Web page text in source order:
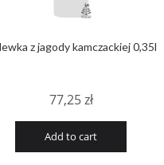
z jagody kamczackiej 0,35l
77,25zł
Add to cart